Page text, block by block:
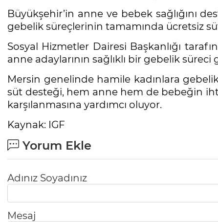
Büyükşehir’in anne ve bebek sağlığını
gebelik süreçlerinin tamamında ücretsiz
Sosyal Hizmetler Dairesi Başkanlığı
anne adaylarının sağlıklı bir gebelik
Mersin genelinde hamile kadınlara
süt desteği, hem anne hem de bebeğin
karşılanmasına yardımcı oluyor.
Kaynak: IGF
Yorum Ekle
Adınız Soyadınız
Mesaj